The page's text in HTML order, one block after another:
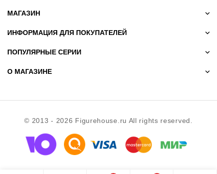
МАГАЗИН
ИНФОРМАЦИЯ ДЛЯ ПОКУПАТЕЛЕЙ
ПОПУЛЯРНЫЕ СЕРИИ
О МАГАЗИНЕ
© 2013 - 2026 Figurehouse.ru All rights reserved.